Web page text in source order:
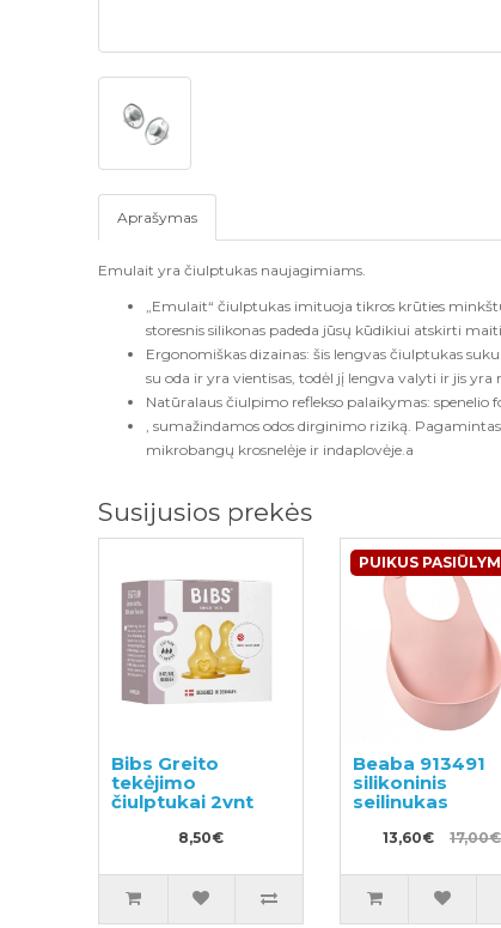
Aprašymas
Emulait yra čiulptukas naujagimiams.
„Emulait“ čiulptukas imituoja tikros krūties
storesnis silikonas padeda jūsų kūdikiui atskirti
Ergonomiškas dizainas: šis lengvas čiulptukas
su oda ir yra vientisas, todėl jį lengva valyti ir jis
Natūralaus čiulpimo reflekso palaikymas:
, sumažindamos odos dirginimo riziką.
mikrobangų krosnelėje ir indaplovėje.a
Susijusios prekės
Bibs Greito
tekėjimo
čiulptukai 2vnt
8,50€
PUIKUS
Beaba 913491
silikoninis
seilinukas
13,60€ 17,00€